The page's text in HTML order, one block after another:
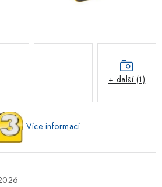
Více informací
+ další (1)